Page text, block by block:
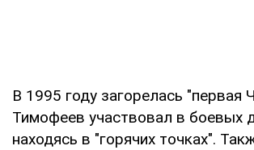
В 1995 году загорелась "первая
Тимофеев участвовал в боевых
находясь в "горячих точках".